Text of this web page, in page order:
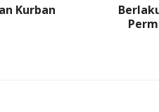
Kurban